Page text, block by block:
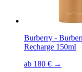
Burberry -
Recharge 150ml
ab 180 € →